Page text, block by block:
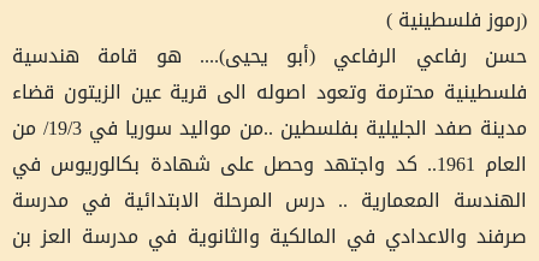
(رموز فلسطينية )
حسن رفاعي الرفاعي (أبو يحيى).... هو قامة هندسية
فلسطينية محترمة وتعود اصوله الى قرية عين الزيتون قضاء
مدينة صفد الجليلية بفلسطين ..من مواليد سوريا في 19/3/ من
العام 1961.. كد واجتهد وحصل على شهادة بكالوريوس في
الهندسة المعمارية .. درس المرحلة الابتدائية في مدرسة
صرفند والاعدادي في المالكية والثانوية في مدرسة العز بن